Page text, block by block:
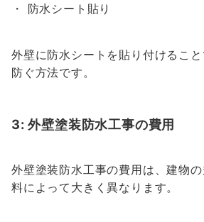
・ 防水シート貼り
外壁に防水シートを貼り付けるこ
防ぐ方法です。
3: 外壁塗装防水工事の費用
外壁塗装防水工事の費用は、建物
料によって大きく異なります。